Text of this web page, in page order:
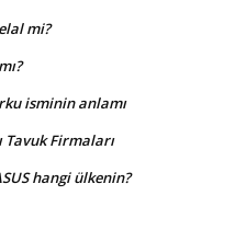
mi?
isminin anlamı
Tavuk Firmaları
hangi ülkenin?